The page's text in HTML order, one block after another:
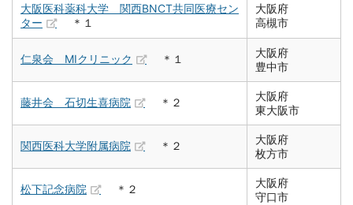
大阪医科薬科大学 関西BNCT共同医療セン
ター
＊１
大阪府
高槻市
仁泉会 MIクリニック ＊１
大阪府
豊中市
藤井会 石切生喜病院 ＊２
大阪府
東大阪市
関西医科大学附属病院 ＊２
大阪府
枚方市
松下記念病院 ＊２
大阪府
守口市